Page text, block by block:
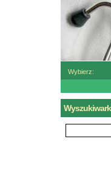
Wybierz: